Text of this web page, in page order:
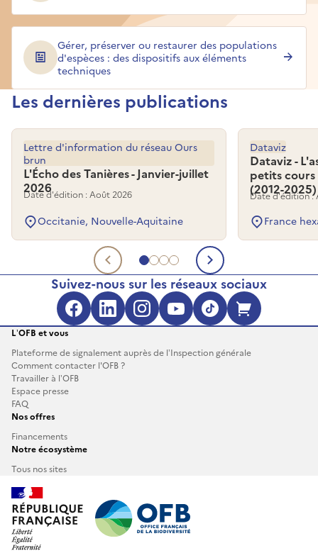
Gérer, préserver ou restaurer des populations
d'espèces : des dispositifs aux éléments
techniques
Les dernières publications
Aller au document 1
Aller au document 2
Aller au document 3
Aller au document 4
L'Écho des Tanières - Janvier-juillet
2026
Lettre d'information du réseau Ours
brun
Date d'édition : Août 2026
Occitanie, Nouvelle-Aquitaine
Dataviz -
petits cours
(2012-2025)
Dataviz
Date d'édition :
France
Document précédent
Document
Suivez-nous sur les réseaux sociaux
Facebook (s'ouvre dans une
LinkedIn (s'ouvre dans
Instagram (s'ouvre
YouTube
TikTok
L’OFB et vous
Plateforme de signalement auprès de l’Inspection générale
Comment contacter l'OFB ?
Travailler à l’OFB
Espace presse
FAQ
Nos offres
Financements
Notre écosystème
Tous nos sites